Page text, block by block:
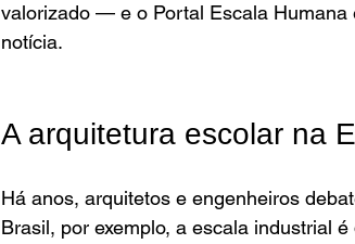
valorizado — e o Portal Escala
notícia.
A arquitetura escolar na
Há anos, arquitetos e engenheiros
Brasil, por exemplo, a escala industrial